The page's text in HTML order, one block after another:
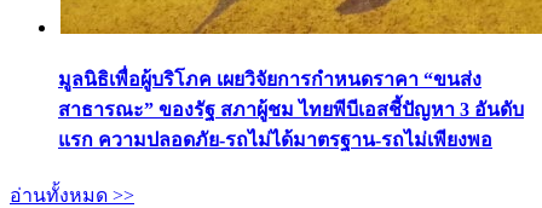
มูลนิธิเพื่อผู้บริโภค เผยวิจัยการกำหนดราคา “ขนส่ง
สาธารณะ” ของรัฐ สภาผู้ชม ไทยพีบีเอสชี้ปัญหา 3 อันดับ
แรก ความปลอดภัย-รถไม่ได้มาตรฐาน-รถไม่เพียงพอ
อ่านทั้งหมด >>